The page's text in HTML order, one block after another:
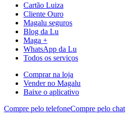
Cartão Luiza
Cliente Ouro
Magalu seguros
Blog da Lu
Maga +
WhatsApp da Lu
Todos os serviços
Comprar na loja
Vender no Magalu
Baixe o aplicativo
Compre pelo telefoneCompre pelo chat